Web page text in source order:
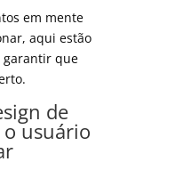
em mente
aqui estão
garantir que
de
usuário